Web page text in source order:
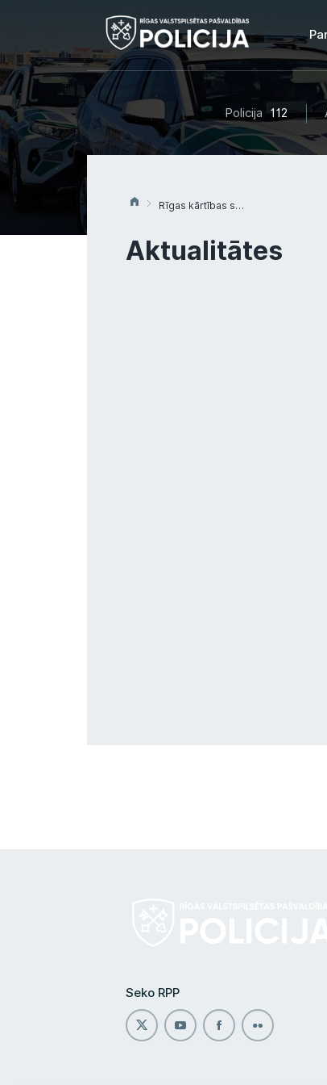
Policija 112
Rīgas kārtības sargi Vecāķu pludmalē aiztur uzmācīgu ekshibicionistu
Aktualitātes
Seko RPP